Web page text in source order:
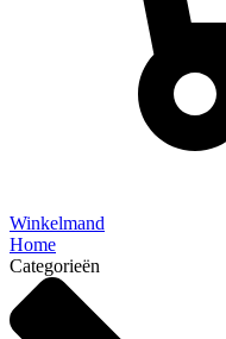
Winkelmand
Home
Categorieën